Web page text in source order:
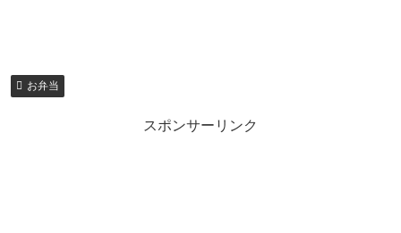
お弁当
スポンサーリンク